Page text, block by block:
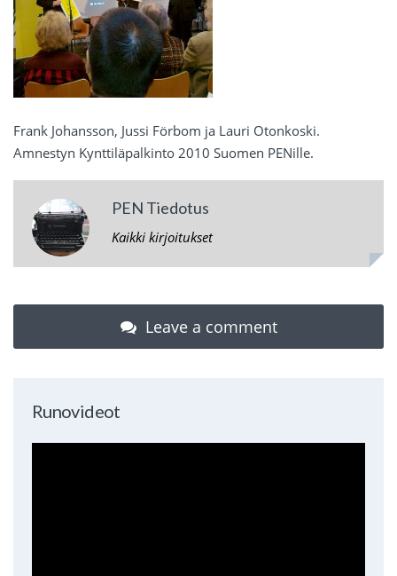
Frank Johansson, Jussi Förbom ja Lauri Otonkoski.
Amnestyn Kynttiläpalkinto 2010 Suomen PENille.
PEN Tiedotus
Kaikki kirjoitukset
Leave a comment
Runovideot